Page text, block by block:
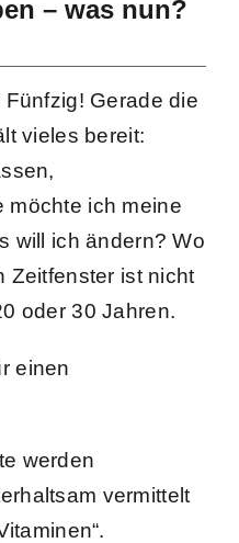
– was nun?
Gerade die
vieles bereit:
möchte ich meine
will ich ändern? Wo
Zeitfenster ist nicht
oder 30 Jahren.
einen
werden
vermittelt